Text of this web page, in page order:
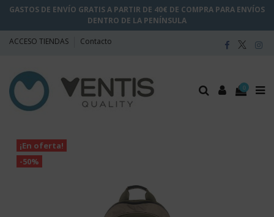
GASTOS DE ENVÍO GRATIS A PARTIR DE 40€ DE COMPRA PARA ENVÍOS
DENTRO DE LA PENÍNSULA
ACCESO TIENDAS Contacto
0
¡En oferta!
-50%